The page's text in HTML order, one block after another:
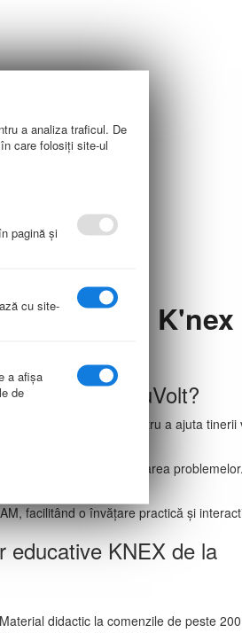
educative K'nex
de la EduVolt?
special concepute pentru a ajuta tinerii
autentice în rezolvarea problemelor.
facilitând o învățare practică și
educative KNEX de la
didactic la comenzile de peste
a analiza traficul. De
care folosiți site-ul
pagină şi
cu site-
a afişa
de